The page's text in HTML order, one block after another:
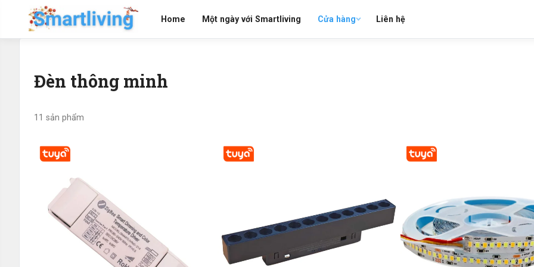
Home Một ngày với Smartliving Cửa hàng Liên hệ
Đèn thông minh
11 sản phẩm